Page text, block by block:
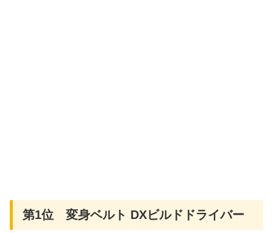
第1位 変身ベルト DXビルドドライバー